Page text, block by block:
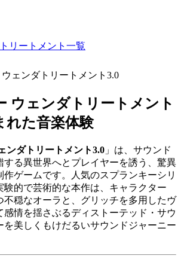
リートメント一覧
ェンダトリートメント3.0
ウェンダトリートメント
れた音楽体験
ンダトリートメント3.0 」は、サウンド
する異世界へとプレイヤーを誘う、驚異
ゲームです。人気のスプランキーシリ
験的で芸術的な本作は、キャラクター
不穏なオーラと、グリッチを多用したヴ
感情を揺さぶるディストーテッド・サウ
を美しくもけだるいサウンドジャーニー